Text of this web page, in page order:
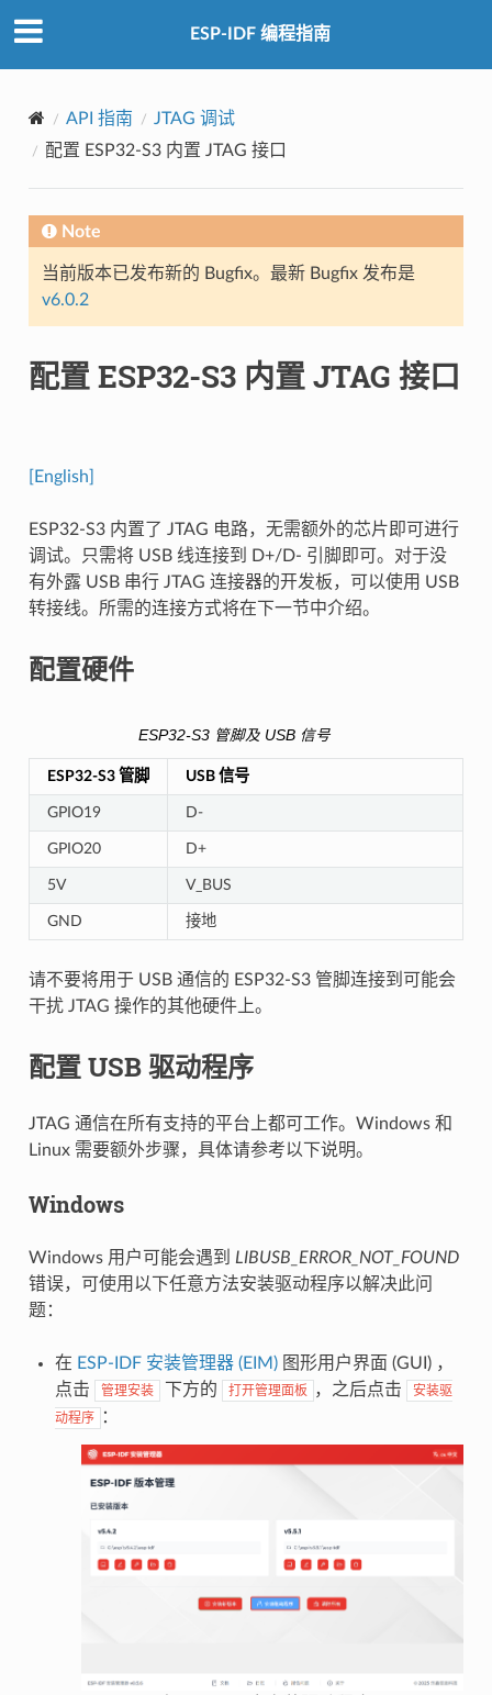
ESP-IDF 编程指南
API 指南
JTAG 调试
配置 ESP32-S3 内置 JTAG 接口
Note
当前版本已发布新的 Bugfix。最新 Bugfix 发布是
v6.0.2
配置 ESP32-S3 内置 JTAG 接口
[English]
ESP32-S3 内置了 JTAG 电路，无需额外的芯片即可进行
调试。只需将 USB 线连接到 D+/D- 引脚即可。对于没
有外露 USB 串行 JTAG 连接器的开发板，可以使用 USB
转接线。所需的连接方式将在下一节中介绍。
配置硬件
ESP32-S3 管脚及 USB 信号
ESP32-S3 管脚 USB 信号
GPIO19 D-
GPIO20 D+
5V V_BUS
GND 接地
请不要将用于 USB 通信的 ESP32-S3 管脚连接到可能会
干扰 JTAG 操作的其他硬件上。
配置 USB 驱动程序
JTAG 通信在所有支持的平台上都可工作。Windows 和
Linux 需要额外步骤，具体请参考以下说明。
Windows
Windows 用户可能会遇到 LIBUSB_ERROR_NOT_FOUND
错误，可使用以下任意方法安装驱动程序以解决此问
题：
在 ESP-IDF 安装管理器 (EIM)图形用户界面 (GUI) ，
点击
管理安装 下方的 打开管理面板 ，之后点击
安装驱
动程序
：